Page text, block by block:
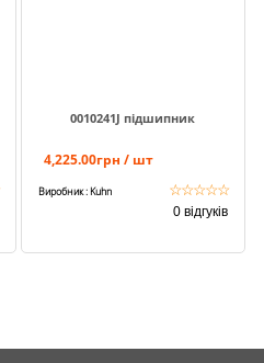
0010241J підшипник
4,225.00грн / шт
Виробник : Kuhn ☆☆☆☆☆
0 відгуків